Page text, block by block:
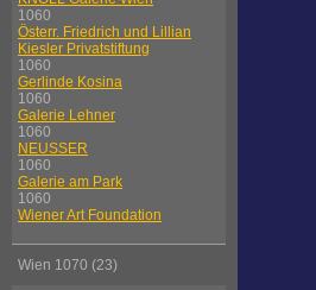
1060
Österr. Friedrich und Lillian
Kiesler Privatstiftung
1060
Gerlinde Kosina
1060
Galerie Lehner
1060
NEUSSER
1060
Galerie am Park
1060
Wiener Art Foundation
Wien 1070 (23)